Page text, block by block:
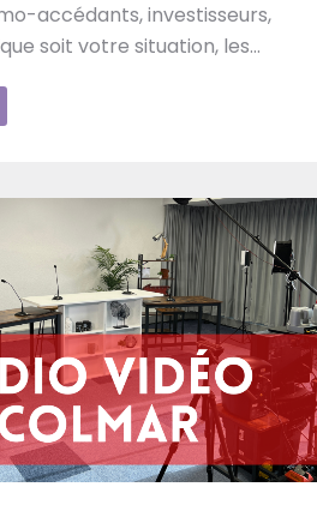
accédants, investisseurs,
soit votre situation, les…